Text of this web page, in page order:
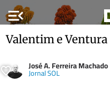
menu_open
Valentim e Ventura
José A. Ferreira Machado
Jornal SOL